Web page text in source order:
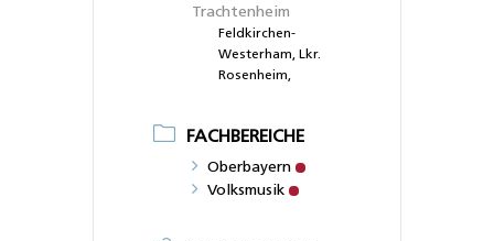
Trachtenheim
Feldkirchen-
Westerham, Lkr.
Rosenheim,
FACHBEREICHE
Oberbayern
Volksmusik